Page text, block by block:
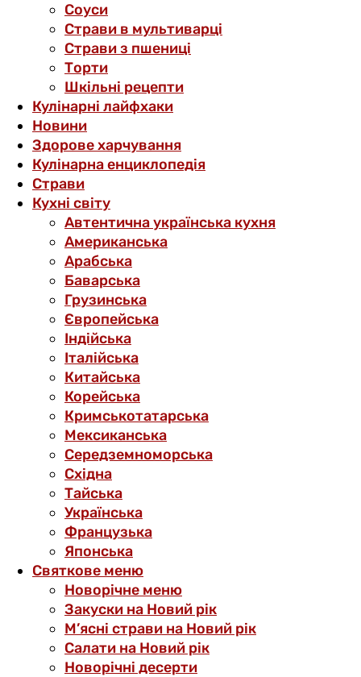
Соуси
Страви в мультиварці
Страви з пшениці
Торти
Шкільні рецепти
Кулінарні лайфхаки
Новини
Здорове харчування
Кулінарна енциклопедія
Страви
Кухні світу
Автентична українська кухня
Американська
Арабська
Баварська
Грузинська
Європейська
Індійська
Італійська
Китайська
Корейська
Кримськотатарська
Мексиканська
Середземноморська
Східна
Тайська
Українська
Французька
Японська
Святкове меню
Новорічне меню
Закуски на Новий рік
М’ясні страви на Новий рік
Салати на Новий рік
Новорічні десерти